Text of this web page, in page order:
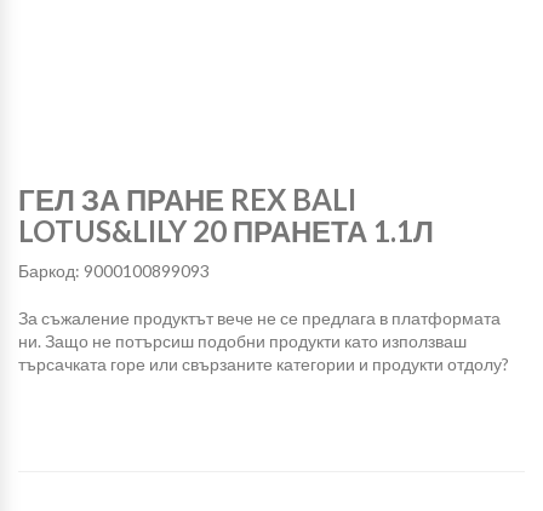
ГЕЛ ЗА ПРАНЕ REX BALI
LOTUS&LILY 20 ПРАНЕТА 1.1Л
Баркод: 9000100899093
За съжаление продуктът вече не се предлага в платформата
ни. Защо не потърсиш подобни продукти като използваш
търсачката горе или свързаните категории и продукти отдолу?